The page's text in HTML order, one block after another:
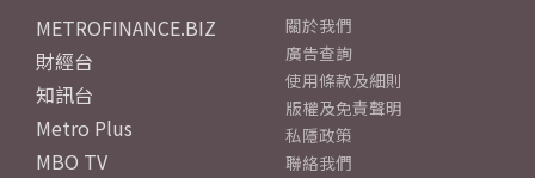
METROFINANCE.BIZ
財經台
知訊台
Metro Plus
MBO TV
關於我們
廣告查詢
使用條款及細則
版權及免責聲明
私隱政策
聯絡我們